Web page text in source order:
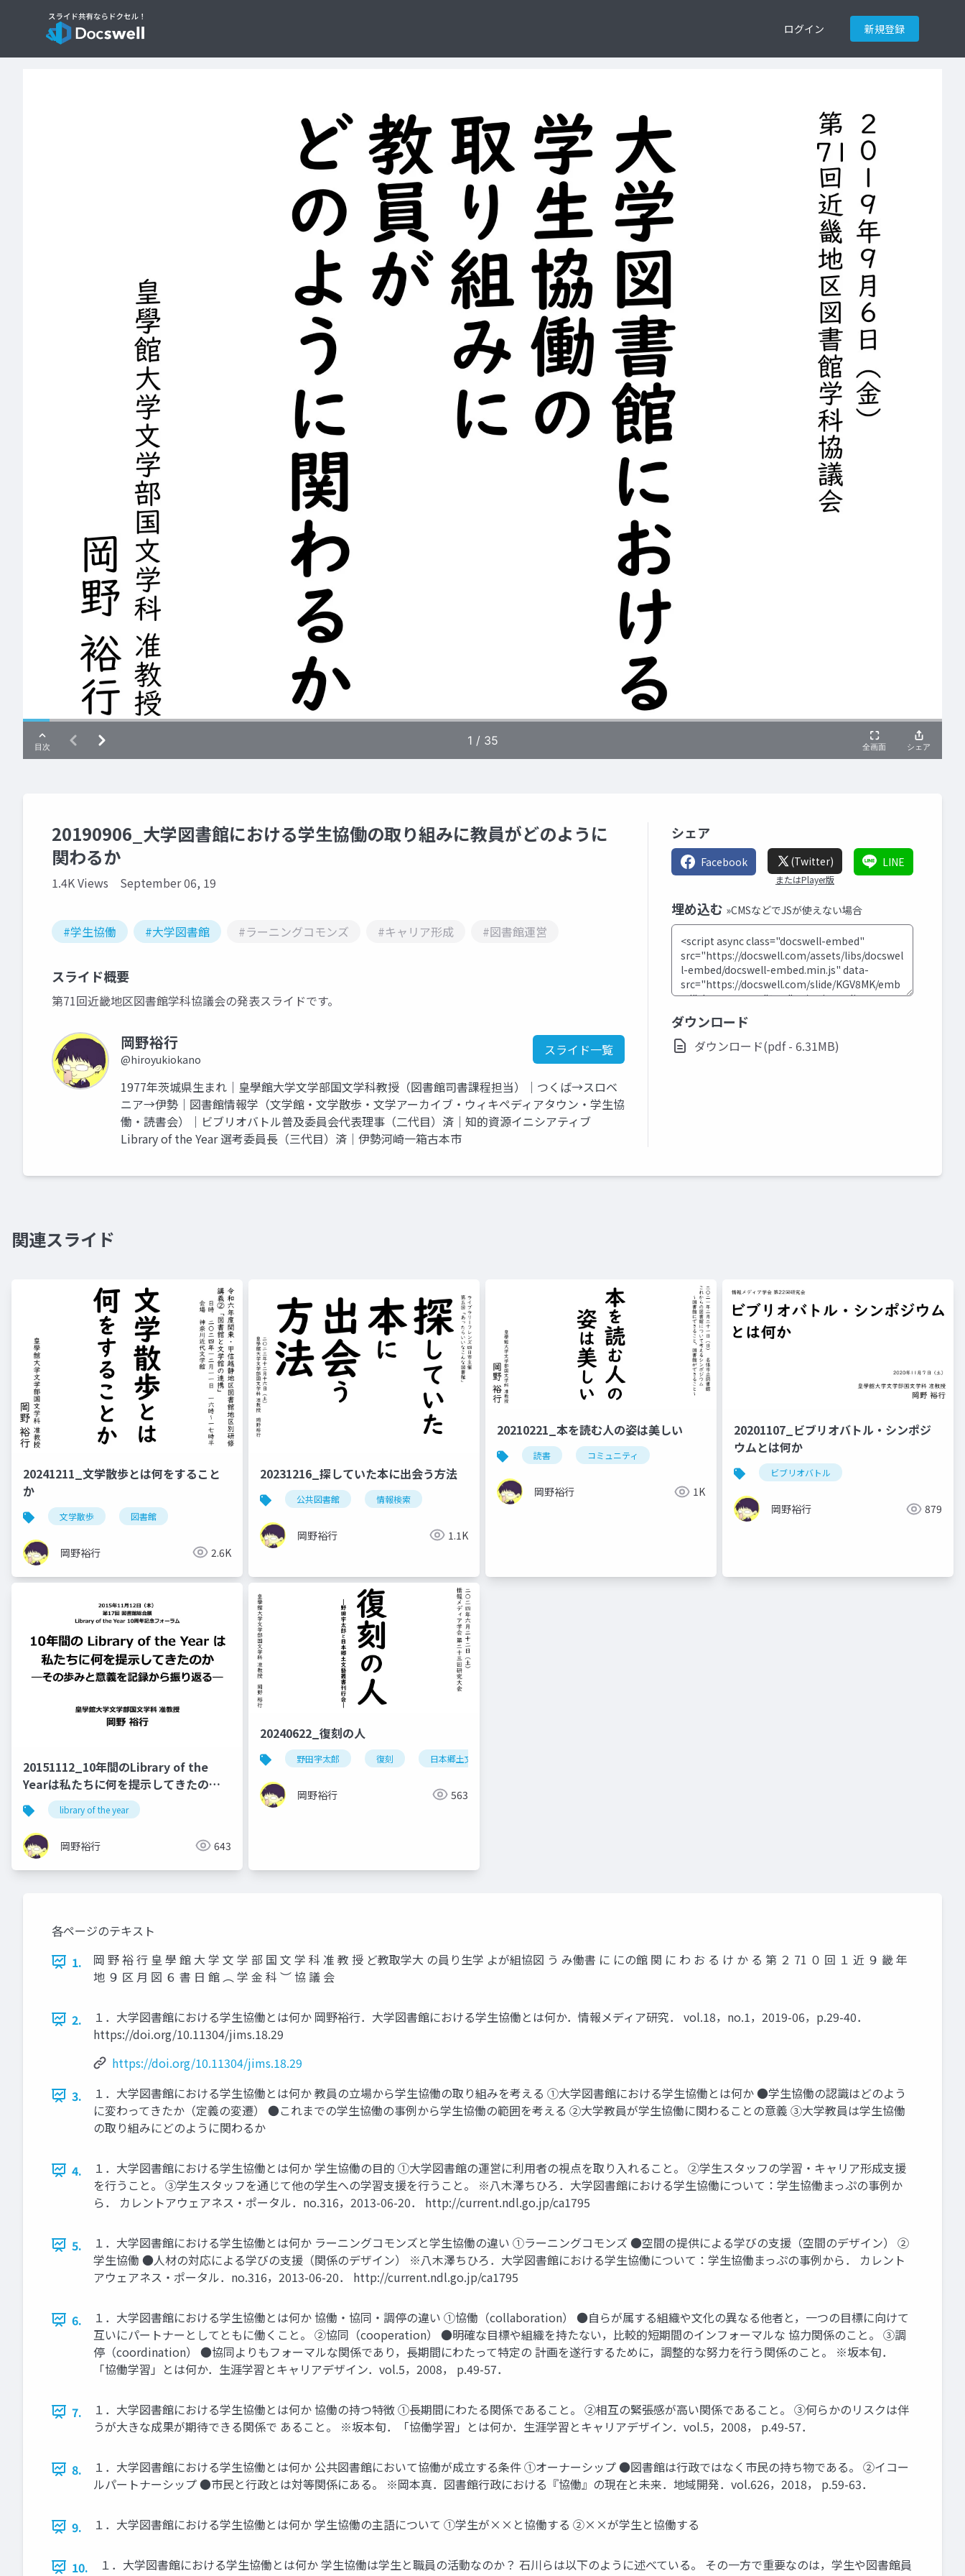
ログイン 新規登録
20190906_大学図書館における学生協働の取り組みに教員がどのように
関わるか
1.4K Views September 06, 19
#学生協働 #大学図書館 #ラーニングコモンズ #キャリア形成 #図書館運営
スライド概要
第71回近畿地区図書館学科協議会の発表スライドです。
岡野裕行
@hiroyukiokano
スライド一覧
1977年茨城県生まれ｜皇學館大学文学部国文学科教授（図書館司書課程担当）｜つくば→スロベ
ニア→伊勢｜図書館情報学（文学館・文学散歩・文学アーカイブ・ウィキペディアタウン・学生協
働・読書会）｜ビブリオバトル普及委員会代表理事（二代目）済｜知的資源イニシアティブ
Library of the Year 選考委員長（三代目）済｜伊勢河崎一箱古本市
シェア
Facebook (Twitter)
またはPlayer版
LINE
埋め込む »CMSなどでJSが使えない場合
ダウンロード
ダウンロード(pdf - 6.31MB)
関連スライド
20241211_文学散歩とは何をすること
か
文学散歩 図書館
岡野裕行 2.6K
20231216_探していた本に出会う方法
公共図書館 情報検索
岡野裕行 1.1K
20210221_本を読む人の姿は美しい
読書 コミュニティ
岡野裕行 1K
20201107_ビブリオバトル・シンポジ
ウムとは何か
ビブリオバトル
岡野裕行 879
20151112_10年間のLibrary of the
Yearは私たちに何を提示してきたの
か：その歩みと意義を記録から振り返る
library of the year
岡野裕行 643
20240622_復刻の人
野田宇太郎 復刻 日本郷土文藝叢書刊行会
岡野裕行 563
各ページのテキスト
1.
岡 野 裕 行 皇 學 館 大 学 文 学 部 国 文 学 科 准 教 授 ど教取学大 の員り生学 よが組協図 う み働書 に にの館 関 に わ お る け か る 第 ２ 71 ０ 回 １ 近 ９ 畿 年
地 ９ 区 月 図 ６ 書 日 館 ︵ 学 金 科 ︶ 協 議 会
2.
１．大学図書館における学生協働とは何か 岡野裕行．大学図書館における学生協働とは何か．情報メディア研究． vol.18，no.1，2019-06，p.29-40．
https://doi.org/10.11304/jims.18.29
https://doi.org/10.11304/jims.18.29
3.
１．大学図書館における学生協働とは何か 教員の立場から学生協働の取り組みを考える ①大学図書館における学生協働とは何か ●学生協働の認識はどのよう
に変わってきたか（定義の変遷） ●これまでの学生協働の事例から学生協働の範囲を考える ②大学教員が学生協働に関わることの意義 ③大学教員は学生協働
の取り組みにどのように関わるか
4.
１．大学図書館における学生協働とは何か 学生協働の目的 ①大学図書館の運営に利用者の視点を取り入れること。 ②学生スタッフの学習・キャリア形成支援
を行うこと。 ③学生スタッフを通じて他の学生への学習支援を行うこと。 ※八木澤ちひろ．大学図書館における学生協働について：学生協働まっぷの事例か
ら． カレントアウェアネス・ポータル．no.316，2013-06-20． http://current.ndl.go.jp/ca1795
5.
１．大学図書館における学生協働とは何か ラーニングコモンズと学生協働の違い ①ラーニングコモンズ ●空間の提供による学びの支援（空間のデザイン） ②
学生協働 ●人材の対応による学びの支援（関係のデザイン） ※八木澤ちひろ．大学図書館における学生協働について：学生協働まっぷの事例から． カレント
アウェアネス・ポータル．no.316，2013-06-20． http://current.ndl.go.jp/ca1795
6.
１．大学図書館における学生協働とは何か 協働・協同・調停の違い ①協働（collaboration） ●自らが属する組織や文化の異なる他者と，一つの目標に向けて
互いにパートナーとしてともに働くこと。 ②協同（cooperation） ●明確な目標や組織を持たない，比較的短期間のインフォーマルな 協力関係のこと。 ③調
停（coordination） ●協同よりもフォーマルな関係であり，長期間にわたって特定の 計画を遂行するために，調整的な努力を行う関係のこと。 ※坂本旬．
「協働学習」とは何か．生涯学習とキャリアデザイン．vol.5，2008， p.49-57．
7.
１．大学図書館における学生協働とは何か 協働の持つ特徴 ①長期間にわたる関係であること。 ②相互の緊張感が高い関係であること。 ③何らかのリスクは伴
うが大きな成果が期待できる関係で あること。 ※坂本旬．「協働学習」とは何か．生涯学習とキャリアデザイン．vol.5，2008， p.49-57．
8.
１．大学図書館における学生協働とは何か 公共図書館において協働が成立する条件 ①オーナーシップ ●図書館は行政ではなく市民の持ち物である。 ②イコー
ルパートナーシップ ●市民と行政とは対等関係にある。 ※岡本真．図書館行政における『協働』の現在と未来．地域開発．vol.626，2018， p.59-63．
9. １．大学図書館における学生協働とは何か 学生協働の主語について ①学生が××と協働する ②××が学生と協働する
10.
１．大学図書館における学生協働とは何か 学生協働は学生と職員の活動なのか？ 石川らは以下のように述べている。 その一方で重要なのは，学生や図書館員